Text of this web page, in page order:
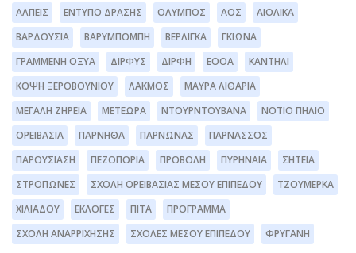
ΆΛΠΕΙΣ
ΈΝΤΥΠΟ ΔΡΆΣΗΣ ΌΛΥΜΠΟΣ ΑΟΣ
ΑΙΟΛΙΚΆ
ΒΑΡΔΟΎΣΙΑ
ΒΑΡΥΜΠΌΜΠΗ ΒΕΡΛΊΓΚΑ
ΓΚΙΏΝΑ
ΓΡΑΜΜΈΝΗ ΟΞΥΆ
ΔΊΡΦΥΣ ΔΙΡΦΗ ΕΟΟΑ
ΚΑΝΤΉΛΙ
ΚΌΨΗ ΞΕΡΟΒΟΥΝΊΟΥ
ΛΆΚΜΟΣ
ΜΑΥΡΑ ΛΙΘΆΡΙΑ
ΜΕΓΆΛΗ ΖΉΡΕΙΑ
ΜΕΤΈΩΡΑ ΝΤΟΥΡΝΤΟΥΒΆΝΑ
ΝΌΤΙΟ ΠΉΛΙΟ
ΟΡΕΙΒΑΣΊΑ
ΠΆΡΝΗΘΑ ΠΆΡΝΩΝΑΣ
ΠΑΡΝΑΣΣΌΣ
ΠΑΡΟΥΣΊΑΣΗ
ΠΕΖΟΠΟΡΊΑ ΠΡΟΒΟΛΉ ΠΥΡΗΝΑΊΑ
ΣΗΤΕΊΑ
ΣΤΡΌΠΩΝΕΣ
ΣΧΟΛΉ ΟΡΕΙΒΑΣΊΑΣ ΜΈΣΟΥ ΕΠΙΠΈΔΟΥ
ΤΖΟΥΜΈΡΚΑ
ΧΙΛΙΑΔΟΎ
ΕΚΛΟΓΈΣ ΠΊΤΑ
ΠΡΌΓΡΑΜΜΑ
ΣΧΟΛΉ ΑΝΑΡΡΊΧΗΣΗΣ
ΣΧΟΛΕΣ ΜΕΣΟΥ ΕΠΙΠΕΔΟΥ ΦΡΥΓΑΝΗ